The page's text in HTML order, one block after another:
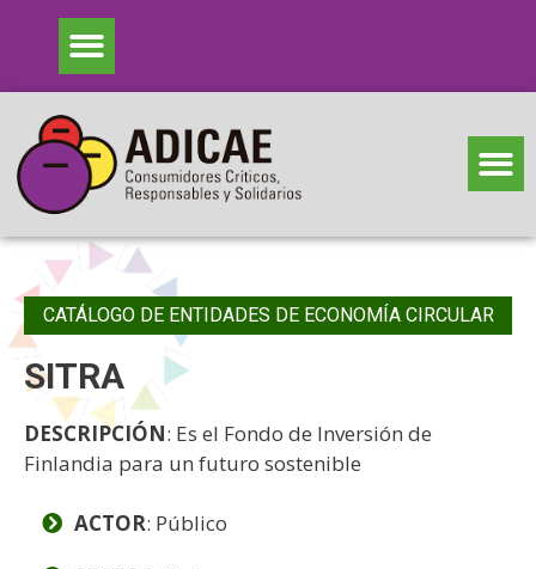
CATÁLOGO DE ENTIDADES DE ECONOMÍA CIRCULAR
SITRA
DESCRIPCIÓN: Es el Fondo de Inversión de
Finlandia para un futuro sostenible
ACTOR: Público